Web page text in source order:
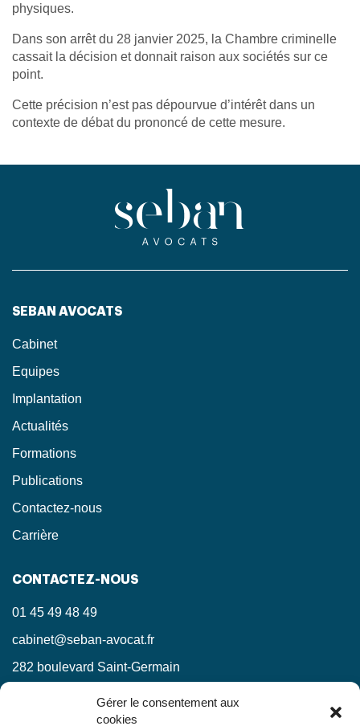
Gérer le consentement aux
cookies
physiques.
Dans son arrêt du 28 janvier 2025, la Chambre criminelle
cassait la décision et donnait raison aux sociétés sur ce
point.
Cette précision n’est pas dépourvue d’intérêt dans un
contexte de débat du prononcé de cette mesure.
SEBAN AVOCATS
Cabinet
Equipes
Implantation
Actualités
Formations
Publications
Contactez-nous
Carrière
CONTACTEZ-NOUS
01 45 49 48 49
cabinet@seban-avocat.fr
282 boulevard Saint-Germain